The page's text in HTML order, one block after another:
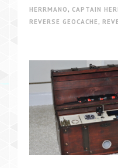
HERRMANO , CAPTAIN
REVERSE GEOCACHE ,